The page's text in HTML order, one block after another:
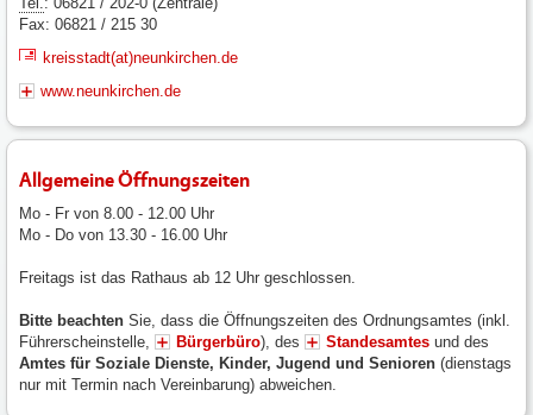
Fax: 06821 / 215 30
kreisstadt(at)neunkirchen.de
www.neunkirchen.de
Allgemeine Öffnungszeiten
Mo - Fr von 8.00 - 12.00 Uhr
Mo - Do von 13.30 - 16.00 Uhr
Freitags ist das Rathaus ab 12 Uhr geschlossen.
Bitte beachten Sie, dass die Öffnungszeiten des Ordnungsamtes (inkl.
Führerscheinstelle,
Bürgerbüro), des Standesamtes und des
Amtes für Soziale Dienste, Kinder, Jugend und Senioren (dienstags
nur mit Termin nach Vereinbarung) abweichen.